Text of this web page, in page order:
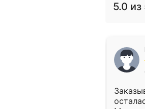
5.0 из